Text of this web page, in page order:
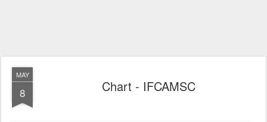
MAY
8 Chart - IFCAMSC